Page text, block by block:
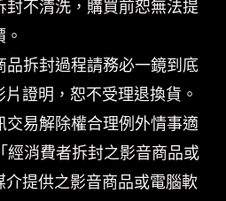
不清洗，購買前恕無法提
拆封過程請務必一鏡到底
證明，恕不受理退換貨。
易解除權合理例外情事適
經消費者拆封之影音商品或
提供之影音商品或電腦軟